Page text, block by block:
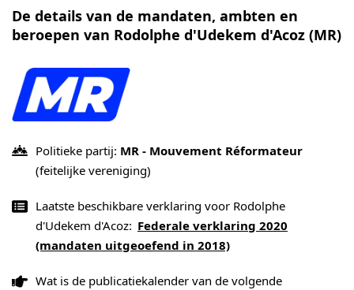
De details van de mandaten, ambten en
beroepen van Rodolphe d'Udekem d'Acoz (MR)
Politieke partij: MR - Mouvement Réformateur
(feitelijke vereniging)
Laatste beschikbare verklaring voor Rodolphe
d'Udekem d'Acoz: Federale verklaring 2020
(mandaten uitgeoefend in 2018)
Wat is de publicatiekalender van de volgende